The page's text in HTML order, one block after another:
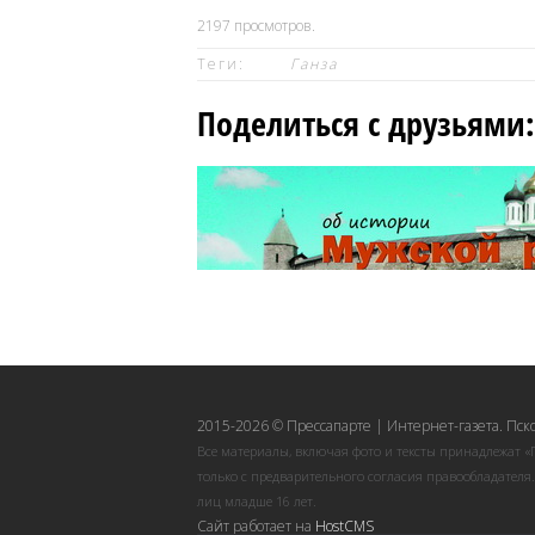
2197 просмотров.
Теги:
Ганза
Поделиться с друзьями:
2015-2026 © Прессапарте | Интернет-газета.
Все материалы, включая фото и тексты принадлежат
только с предварительного согласия
лиц младше 16 лет.
Сайт работает на HostCMS